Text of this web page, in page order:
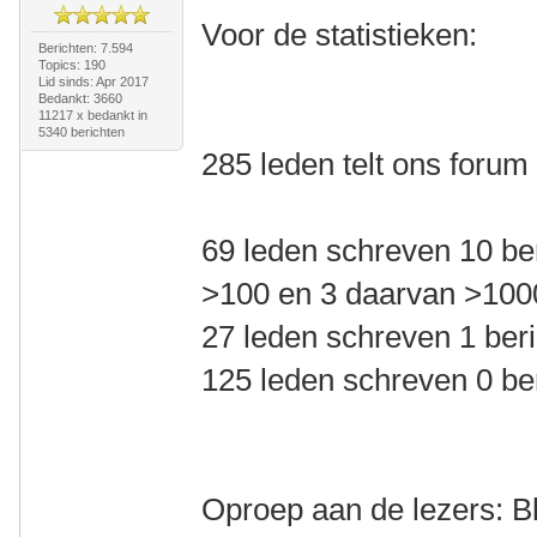
Berichten: 7.594
Topics: 190
Lid sinds: Apr 2017
Bedankt: 3660
11217 x bedankt in
5340 berichten
Voor de statistieken:
285 leden telt ons forum
69 leden schreven 10
>100 en 3 daarvan
27 leden schreven 1
125 leden schreven 0
Oproep aan de lezers: